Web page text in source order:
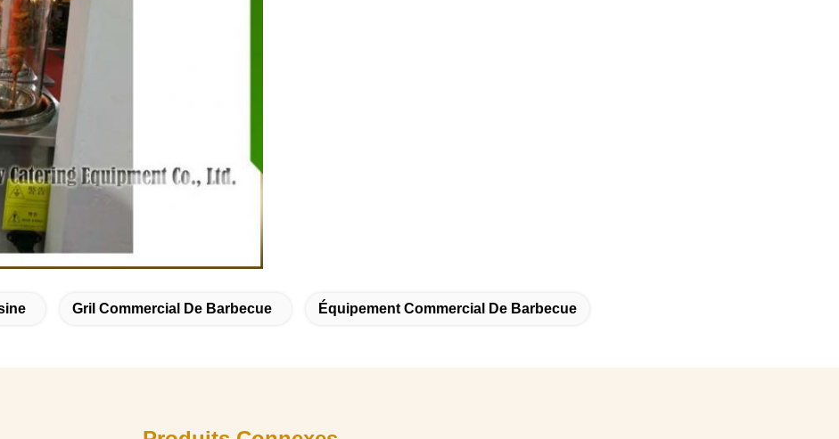
Gril Commercial De Barbecue Équipement Commercial De Barbecue